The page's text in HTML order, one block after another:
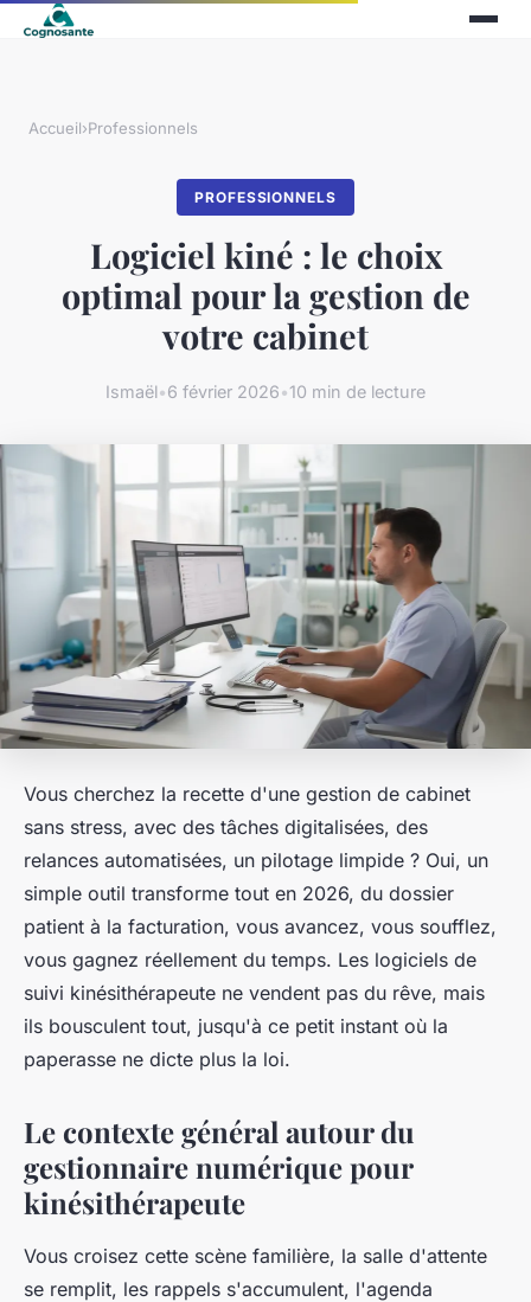
Accueil›Professionnels
PROFESSIONNELS
Logiciel kiné : le choix
optimal pour la gestion de
votre cabinet
Ismaël•6 février 2026•10 min de lecture
Vous cherchez la recette d'une gestion de cabinet
sans stress, avec des tâches digitalisées, des
relances automatisées, un pilotage limpide ? Oui, un
simple outil transforme tout en 2026, du dossier
patient à la facturation, vous avancez, vous soufflez,
vous gagnez réellement du temps. Les logiciels de
suivi kinésithérapeute ne vendent pas du rêve, mais
ils bousculent tout, jusqu'à ce petit instant où la
paperasse ne dicte plus la loi.
Le contexte général autour du
gestionnaire numérique pour
kinésithérapeute
Vous croisez cette scène familière, la salle d'attente
se remplit, les rappels s'accumulent, l'agenda